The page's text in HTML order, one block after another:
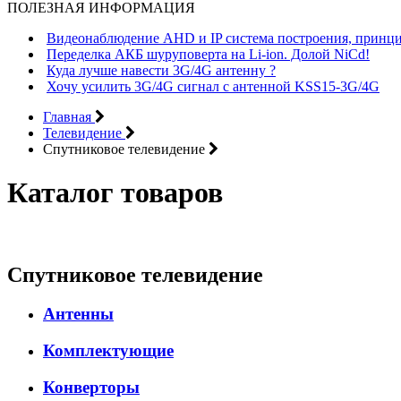
ПОЛЕЗНАЯ ИНФОРМАЦИЯ
Видеонаблюдение AHD и IP система построения,
Переделка АКБ шуруповерта на Li-ion. Долой NiCd!
Куда лучше навести 3G/4G антенну ?
Хочу усилить 3G/4G сигнал с антенной KSS15-3G/4G
Главная
Телевидение
Спутниковое телевидение
Каталог товаров
Спутниковое телевидение
Антенны
Комплектующие
Конверторы